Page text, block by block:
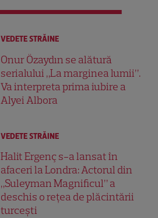
VEDETE STRĂINE
Onur Özaydın se alătură
serialului „La marginea lumii”.
Va interpreta prima iubire a
Alyei Albora
VEDETE STRĂINE
Halit Ergenç s-a lansat în
afaceri la Londra: Actorul din
„Suleyman Magnificul” a
deschis o rețea de plăcintării
turcești